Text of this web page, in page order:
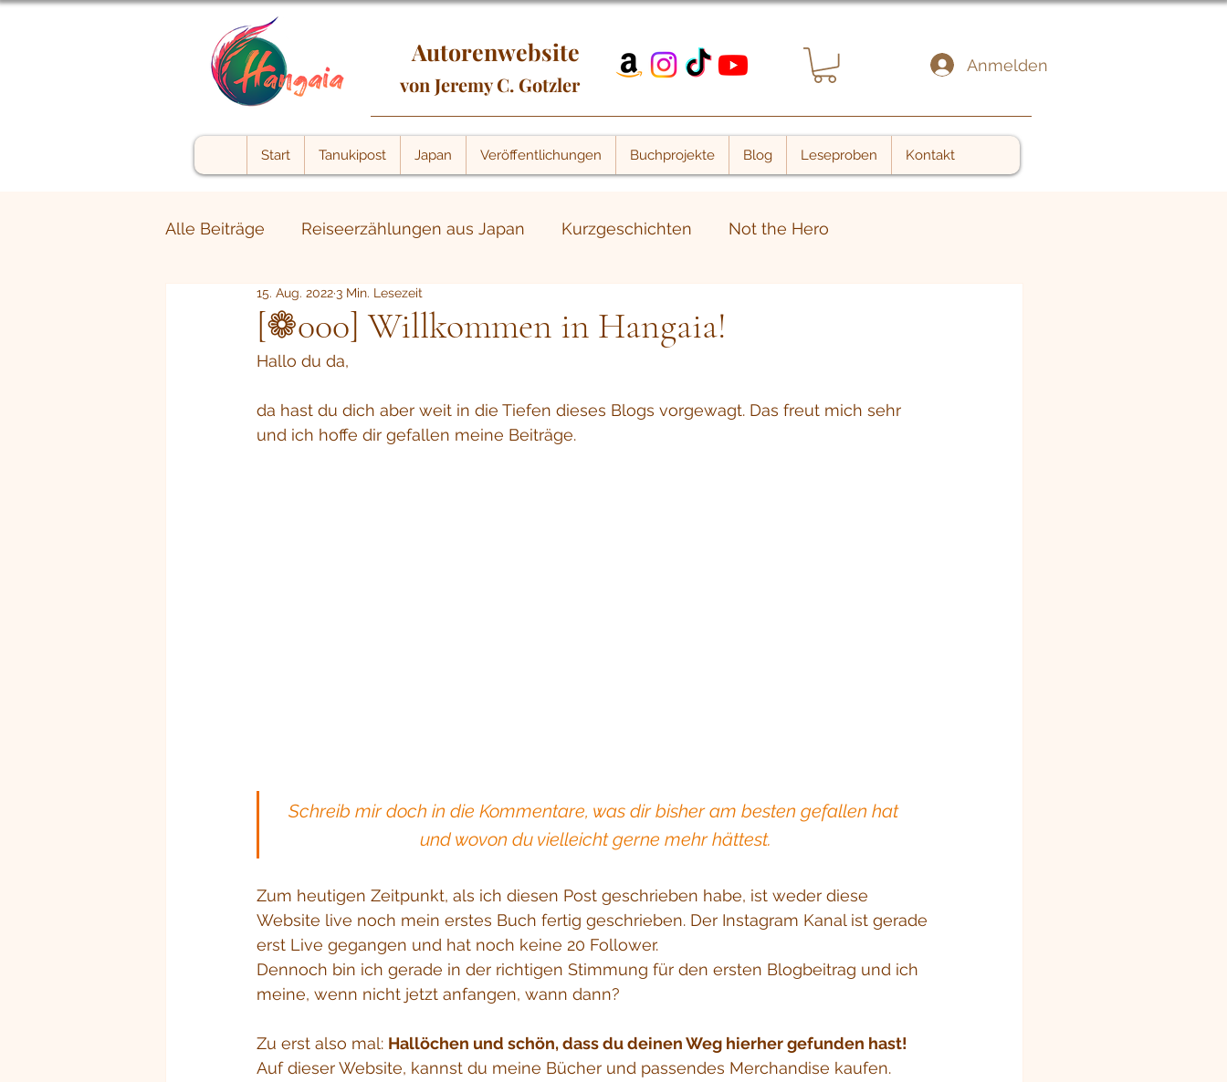
Autorenwebsite
von Jeremy C. Gotzler
Anmelden
Start Tanukipost Japan Veröffentlichungen Buchprojekte Blog Leseproben Kontakt
Alle Beiträge Reiseerzählungen aus Japan Kurzgeschichten Not the Hero
The shadow within Weitere Beiträge
[❁000] Willkommen in Hangaia!
15. Aug. 20223 Min. Lesezeit
Hallo du da,
da hast du dich aber weit in die Tiefen dieses Blogs vorgewagt. Das freut mich sehr
und ich hoffe dir gefallen meine Beiträge.
Schreib mir doch in die Kommentare, was dir bisher am besten gefallen hat
und wovon du vielleicht gerne mehr hättest.
Zum heutigen Zeitpunkt, als ich diesen Post geschrieben habe, ist weder diese
Website live noch mein erstes Buch fertig geschrieben. Der Instagram Kanal ist gerade
erst Live gegangen und hat noch keine 20 Follower.
Dennoch bin ich gerade in der richtigen Stimmung für den ersten Blogbeitrag und ich
meine, wenn nicht jetzt anfangen, wann dann?
Zu erst also mal: Hallöchen und schön, dass du deinen Weg hierher gefunden hast!
Auf dieser Website, kannst du meine Bücher und passendes Merchandise kaufen.